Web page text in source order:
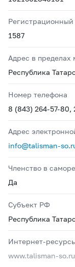
1587
Адрес в пределах
Республика
Номер телефона
8 (843) 264-57-80,
Адрес
info@talisman-
Членство в
Да
Субъект РФ
Республика
Интернет-
www.talisman-so.ru